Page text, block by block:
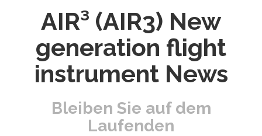
AIR³ (AIR3) New
generation flight
instrument News
Bleiben Sie auf dem
Laufenden